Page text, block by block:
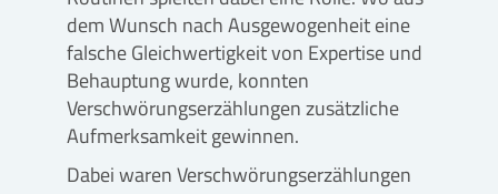
dem Wunsch nach Ausgewogenheit eine
falsche Gleichwertigkeit von Expertise und
Behauptung wurde, konnten
Verschwörungserzählungen zusätzliche
Aufmerksamkeit gewinnen.
Dabei waren Verschwörungserzählungen